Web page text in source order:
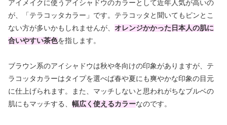
アイメイクに使うアイシャドウのカラーとして近年人気が高いの
が、「テラコッタカラー」です。テラコッタと聞いてもピンとこ
ない方が多いかもしれませんが、 オレンジかかった日本人の肌に
合いやすい茶色を指します。
ブラウン系のアイシャドウは秋や冬向けの印象がありますが、テ
ラコッタカラーはタイプを選べば春や夏にも爽やかな印象の目元
に仕上げられます。また、マッチしないと思われがちなブルベの
肌にもマッチする、 幅広く使えるカラーなのです。